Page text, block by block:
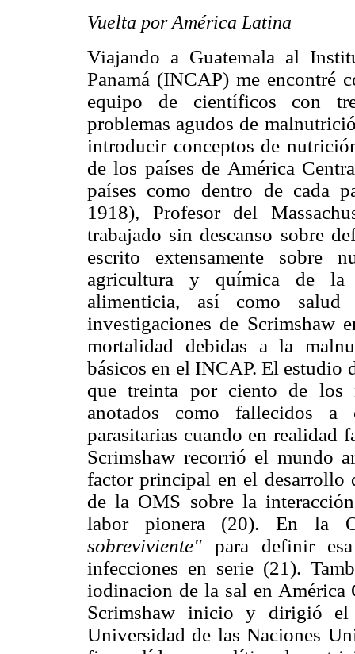
Vuelta por América Latina
Viajando a Guatemala al
Panamá (INCAP) me encontré
equipo de científicos con
problemas agudos de
introducir conceptos de
de los países de América
países como dentro de cada
1918), Profesor del
trabajado sin descanso sobre
escrito extensamente sobre
agricultura y química de la
alimenticia, así como
investigaciones de Scrimshaw
mortalidad debidas a la
básicos en el INCAP. El estudio
que treinta por ciento de los
anotados como fallecidos a
parasitarias cuando en realidad
Scrimshaw recorrió el mundo
factor principal en el desarrollo
de la OMS sobre la
labor pionera (20). En la
sobreviviente"para definir
infecciones en serie (21).
iodinacion de la sal en América
Scrimshaw inicio y dirigió
Universidad de las Naciones